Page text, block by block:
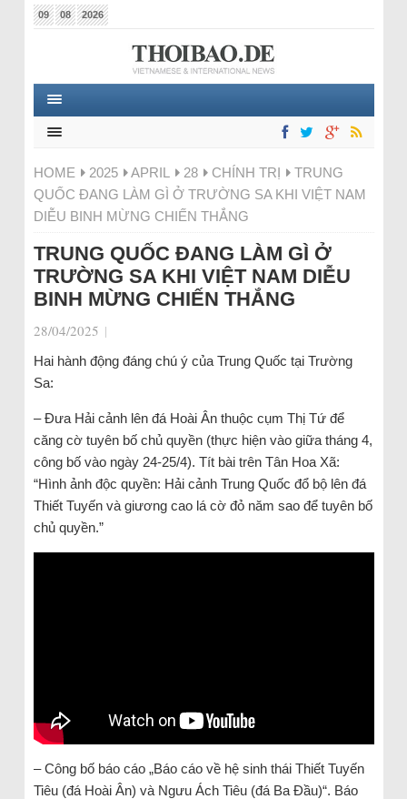
09 08 2026
HOME 2025 APRIL 28 CHÍNH TRỊ
TRUNG
QUỐC ĐANG LÀM GÌ Ở TRƯỜNG SA KHI VIỆT NAM
DIỄU BINH MỪNG CHIẾN THẮNG
TRUNG QUỐC ĐANG LÀM GÌ Ở
TRƯỜNG SA KHI VIỆT NAM DIỄU
BINH MỪNG CHIẾN THẮNG
28/04/2025 |
Hai hành động đáng chú ý của Trung Quốc tại Trường
Sa:
– Đưa Hải cảnh lên đá Hoài Ân thuộc cụm Thị Tứ để
căng cờ tuyên bố chủ quyền (thực hiện vào giữa tháng 4,
công bố vào ngày 24-25/4). Tít bài trên Tân Hoa Xã:
“Hình ảnh độc quyền: Hải cảnh Trung Quốc đổ bộ lên đá
Thiết Tuyến và giương cao lá cờ đỏ năm sao để tuyên bố
chủ quyền.”
– Công bố báo cáo „Báo cáo về hệ sinh thái Thiết Tuyến
Tiêu (đá Hoài Ân) và Ngưu Ách Tiêu (đá Ba Đầu)“. Báo